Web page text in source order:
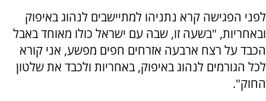
לפני הפגישה קרא נתניהו למתיישבים לנהוג באיפוק
ובאחריות, "בשעה זו, שבה עם ישראל כולו מאוחד באבל
הכבד על רצח ארבעה אזרחים חפים מפשע, אני קורא
לכל הגורמים לנהוג באיפוק, באחריות ולכבד את שלטון
החוק".